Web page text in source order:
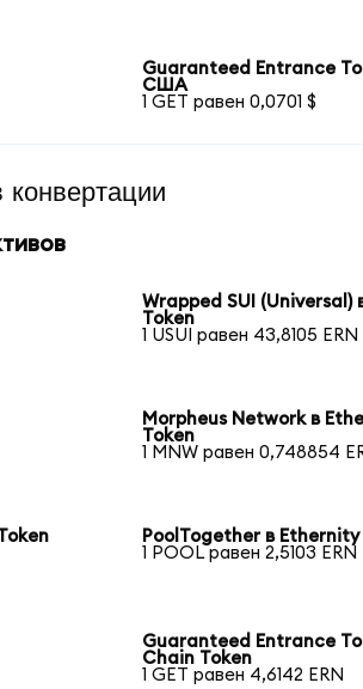
Guaranteed Entrance
США
1 GET равен 0,0701 $
Wrapped SUI (Universal)
Token
1 USUI равен 43,8105 ERN
Morpheus Network в
Token
1 MNW равен 0,748854
PoolTogether в
1 POOL равен 2,5103 ERN
Guaranteed Entrance
Chain Token
1 GET равен 4,6142 ERN